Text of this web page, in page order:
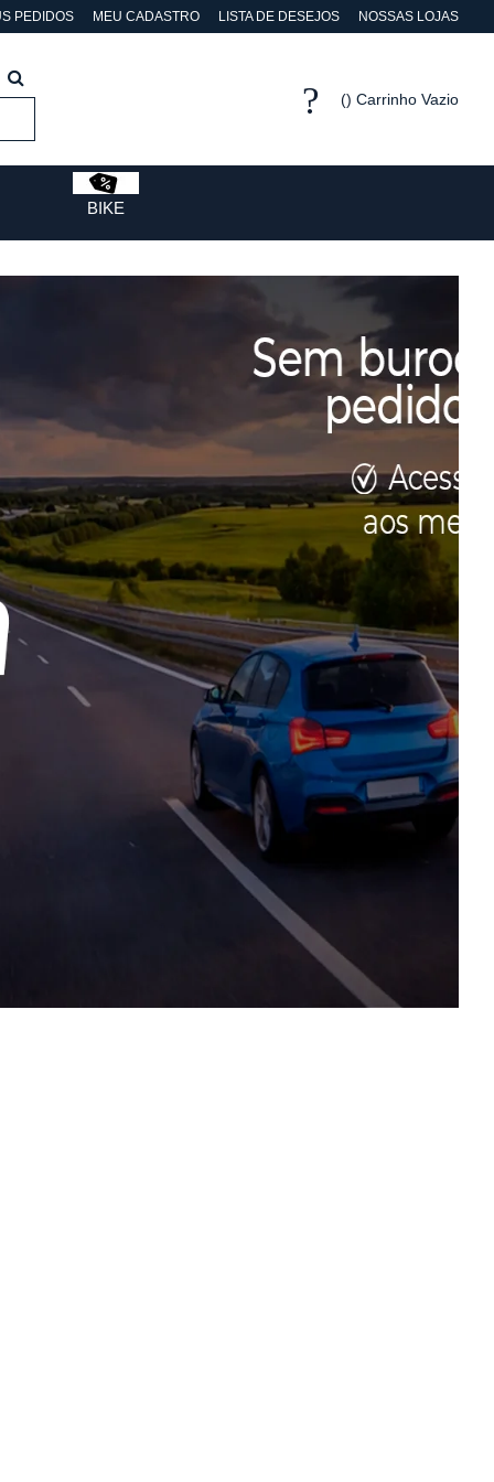
PEDIDOS MEU CADASTRO LISTA DE DESEJOS NOSSAS LOJAS
Carrinho Vazio
BIKE